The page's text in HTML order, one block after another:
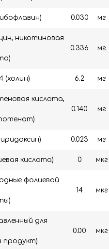
0.030 мг
никотиновая
0.336 мг
(холин) 6.2 мг
кислота,
0.140 мг
0.023 мг
кислота) 0 мкг
фолиевой
14 мкг
для
продукт)
0.00 мкг